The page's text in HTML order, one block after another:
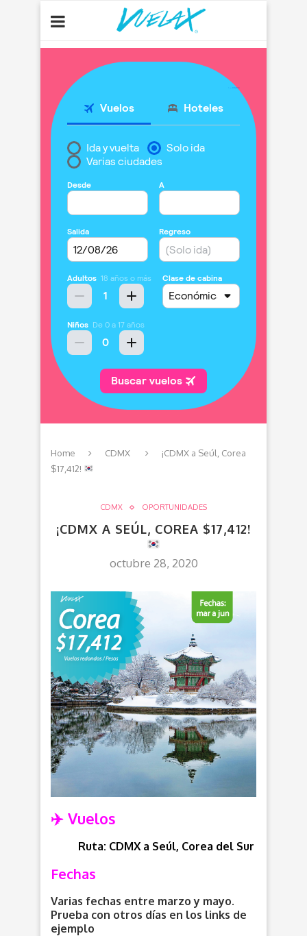
Home CDMX
¡CDMX a Seúl, Corea
$17,412!
CDMX OPORTUNIDADES
¡CDMX A SEÚL, COREA $17,412!
octubre 28, 2020
✈️ Vuelos
Ruta: CDMX a Seúl, Corea del Sur
Fechas
Varias fechas entre marzo y mayo.
Prueba con otros días en los links de
ejemplo